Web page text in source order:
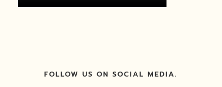
FOLLOW US ON SOCIAL MEDIA.